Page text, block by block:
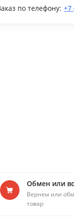
по телефону: +7
Обмен или
Вернем или
товар